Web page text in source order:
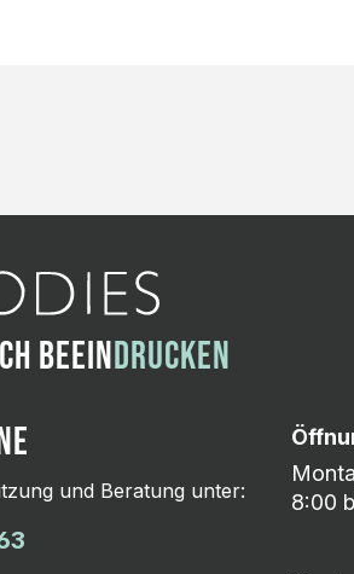
BEEINDRUCKEN
und Beratung unter:
8:00